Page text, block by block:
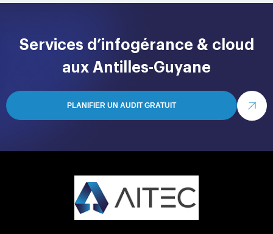
Services d’infogérance & cloud
aux Antilles-Guyane
PLANIFIER UN AUDIT GRATUIT